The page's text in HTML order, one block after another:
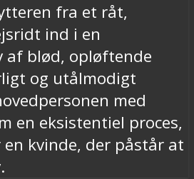
fra et råt,
ind i en
af blød, opløftende
og utålmodigt
med
en eksistentiel proces,
kvinde, der påstår at